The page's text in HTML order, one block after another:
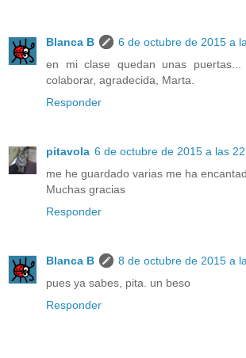
Blanca B
6 de octubre de 2015 a
en mi clase quedan unas puertas...
colaborar, agradecida, Marta.
Responder
pitavola 6 de octubre de 2015 a las
me he guardado varias me ha
Muchas gracias
Responder
Blanca B
8 de octubre de 2015 a
pues ya sabes, pita. un beso
Responder